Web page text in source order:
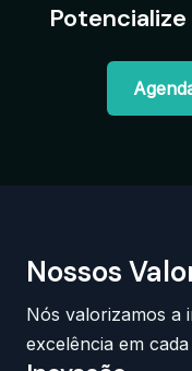
Nossos
Nós valorizamos a
excelência em